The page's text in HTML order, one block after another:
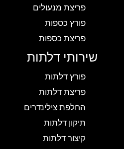
פריצת מנעולים
פורץ כספות
פריצת כספות
שירותי דלתות
פורץ דלתות
פריצת דלתות
החלפת צילינדרים
תיקון דלתות
קיצור דלתות